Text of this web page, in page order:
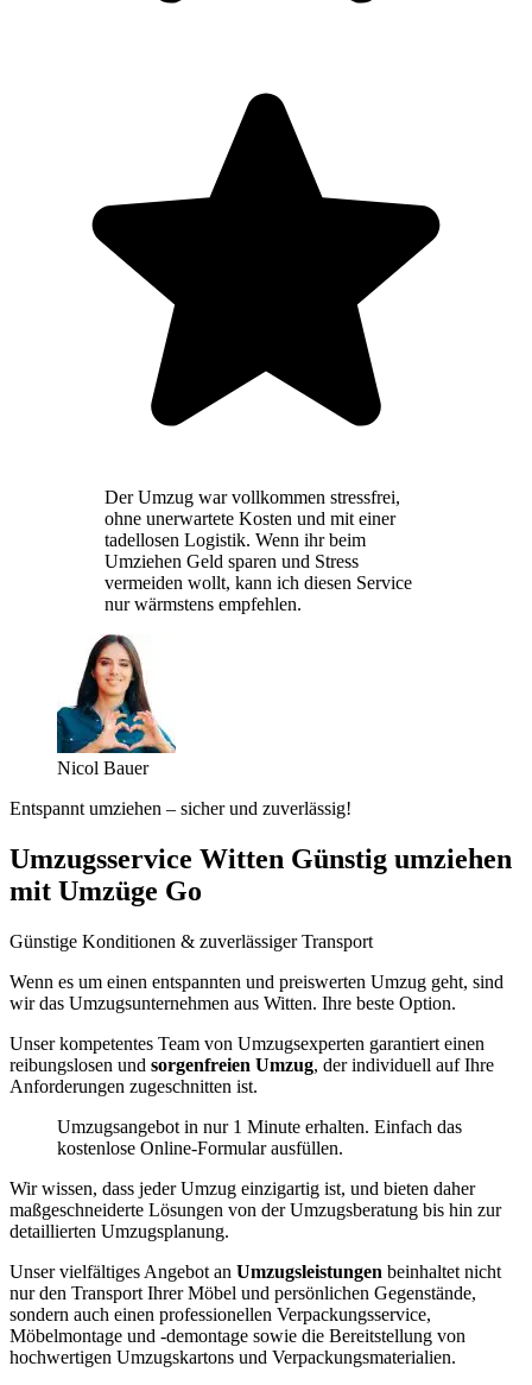
Der Umzug war vollkommen stressfrei,
ohne unerwartete Kosten und mit einer
tadellosen Logistik. Wenn ihr beim
Umziehen Geld sparen und Stress
vermeiden wollt, kann ich diesen Service
nur wärmstens empfehlen.
Nicol Bauer
Entspannt umziehen – sicher und zuverlässig!
Umzugsservice Witten Günstig umziehen
mit Umzüge Go
Günstige Konditionen & zuverlässiger Transport
Wenn es um einen entspannten und preiswerten Umzug geht, sind
wir das Umzugsunternehmen aus Witten. Ihre beste Option.
Unser kompetentes Team von Umzugsexperten garantiert einen
reibungslosen und sorgenfreien Umzug, der individuell auf Ihre
Anforderungen zugeschnitten ist.
Umzugsangebot in nur 1 Minute erhalten. Einfach das
kostenlose Online-Formular ausfüllen.
Wir wissen, dass jeder Umzug einzigartig ist, und bieten daher
maßgeschneiderte Lösungen von der Umzugsberatung bis hin zur
detaillierten Umzugsplanung.
Unser vielfältiges Angebot an Umzugsleistungen beinhaltet nicht
nur den Transport Ihrer Möbel und persönlichen Gegenstände,
sondern auch einen professionellen Verpackungsservice,
Möbelmontage und -demontage sowie die Bereitstellung von
hochwertigen Umzugskartons und Verpackungsmaterialien.